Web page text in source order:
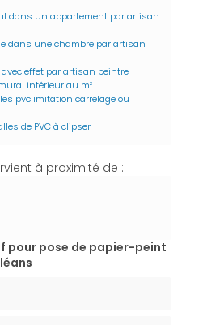
dans un appartement par artisan
dans une chambre par artisan
effet par artisan peintre
intérieur au m²
pvc imitation carrelage ou
de PVC à clipser
à proximité de :
pour pose de papier-peint